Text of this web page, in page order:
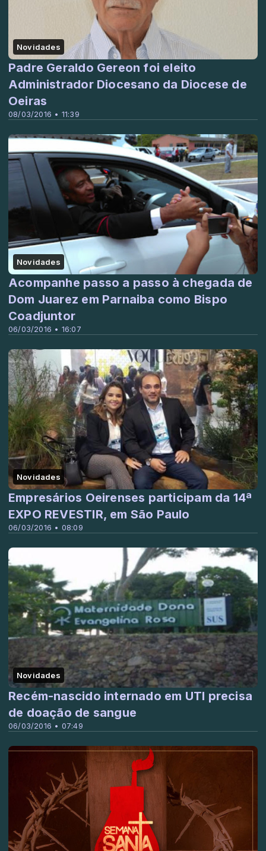
Novidades
08/03/2016 • 11:39
Padre Geraldo Gereon foi eleito
Administrador Diocesano da Diocese de
Oeiras
Novidades
06/03/2016 • 16:07
Acompanhe passo a passo à chegada de
Dom Juarez em Parnaiba como Bispo
Coadjuntor
Novidades
06/03/2016 • 08:09
Empresários Oeirenses participam da 14ª
EXPO REVESTIR, em São Paulo
Novidades
06/03/2016 • 07:49
Recém-nascido internado em UTI precisa
de doação de sangue